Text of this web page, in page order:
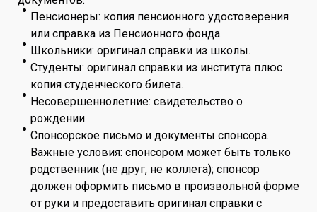
Пенсионеры: копия пенсионного удостоверения
или справка из Пенсионного фонда.
Школьники: оригинал справки из школы.
Студенты: оригинал справки из института плюс
копия студенческого билета.
Несовершеннолетние: свидетельство о
рождении.
Спонсорское письмо и документы спонсора.
Важные условия: спонсором может быть только
родственник (не друг, не коллега); спонсор
должен оформить письмо в произвольной форме
от руки и предоставить оригинал справки с